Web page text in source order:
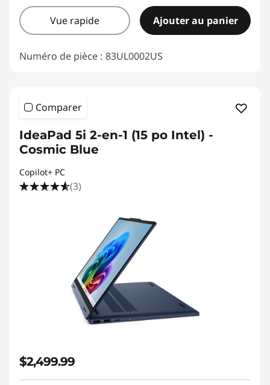
Vue rapide Ajouter au panier
Numéro de pièce : 83UL0002US
Comparer
IdeaPad 5i 2-en-1 (15 po Intel) -
Cosmic Blue
Copilot+ PC
(3)
$2,499.99